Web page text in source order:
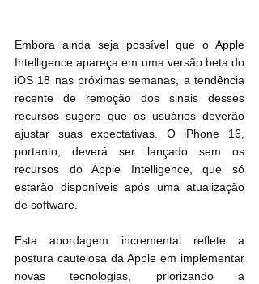
Embora ainda seja possível que o Apple
Intelligence apareça em uma versão beta do
iOS 18 nas próximas semanas, a tendência
recente de remoção dos sinais desses
recursos sugere que os usuários deverão
ajustar suas expectativas. O iPhone 16,
portanto, deverá ser lançado sem os
recursos do Apple Intelligence, que só
estarão disponíveis após uma atualização
de software.
Esta abordagem incremental reflete a
postura cautelosa da Apple em implementar
novas tecnologias, priorizando a